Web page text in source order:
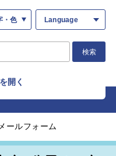
・色 Language
検索
開く
ールフォーム